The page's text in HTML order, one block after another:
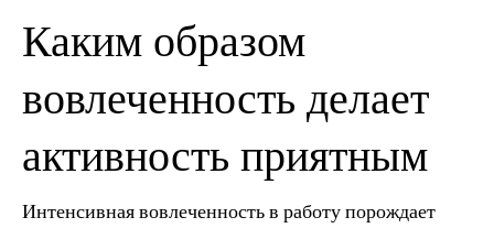
Каким образом
вовлеченность делает
активность приятным
Интенсивная вовлеченность в работу порождает